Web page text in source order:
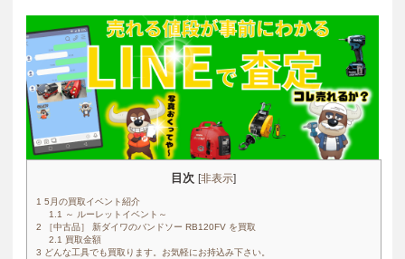
目次 [非表示]
1 5月の買取イベント紹介
1.1
～ ルーレットイベント～
2 ［中古品］ 新ダイワのバンドソー RB120FV を買取
2.1 買取金額
3 どんな工具でも買取ります。お気軽にお持込み下さい。